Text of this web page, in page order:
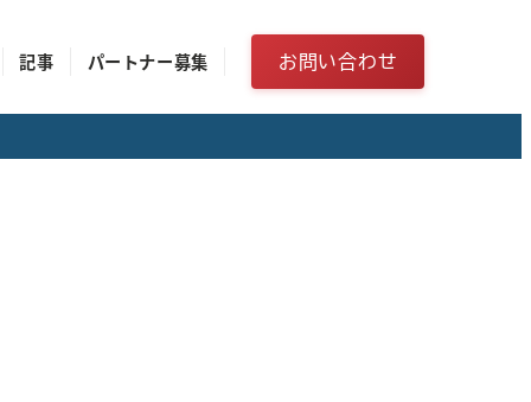
記事 パートナー募集 お問い合わせ